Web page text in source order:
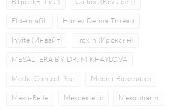
BTpeel(БТпил) Collost (Коллост)
Eldermafill Honey Derma Thread
Invite (Инвайт) Iroxin (Ироксин)
MESALTERA BY DR. MIKHAYLOVA
Medic Control Peel Medici Bioceutics
Meso-Relle Mesoestetic Mesopharm